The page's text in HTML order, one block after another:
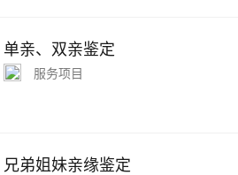
单亲、双亲鉴定
服务项目
兄弟姐妹亲缘鉴定